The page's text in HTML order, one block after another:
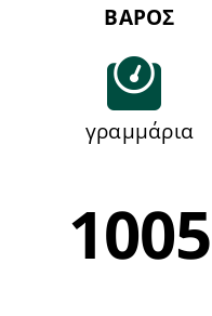
ΒΑΡΟΣ
γραμμάρια
1005